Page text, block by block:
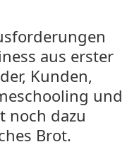
aus erster
Kunden,
und
noch dazu
Brot.